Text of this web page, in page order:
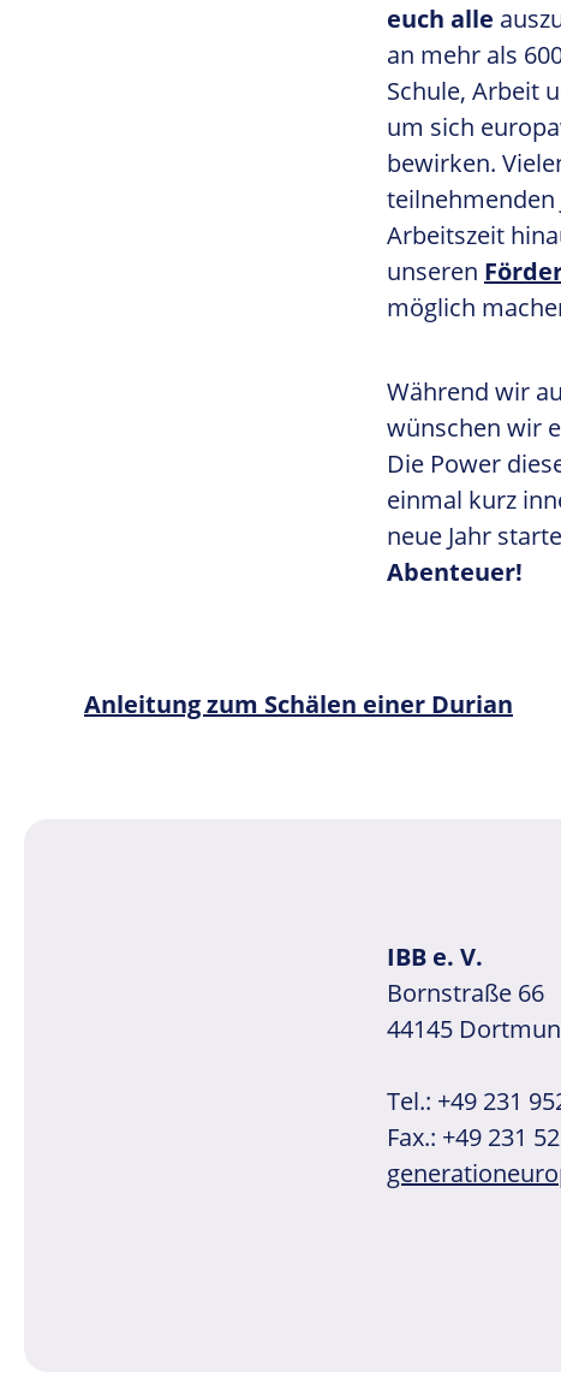
euch alle
an mehr als
Schule, Arbeit
um sich
bewirken.
Arbeitszeit
unseren
möglich
Während wir
wünschen wir
Die Power
einmal kurz
neue Jahr
Abenteuer!
Beitragsnavigation
Vorherige Post:
Anleitung zum Schälen einer Durian
IBB e. V.
Bornstraße 66
44145
Tel.: +49 231
Fax.: +49 231